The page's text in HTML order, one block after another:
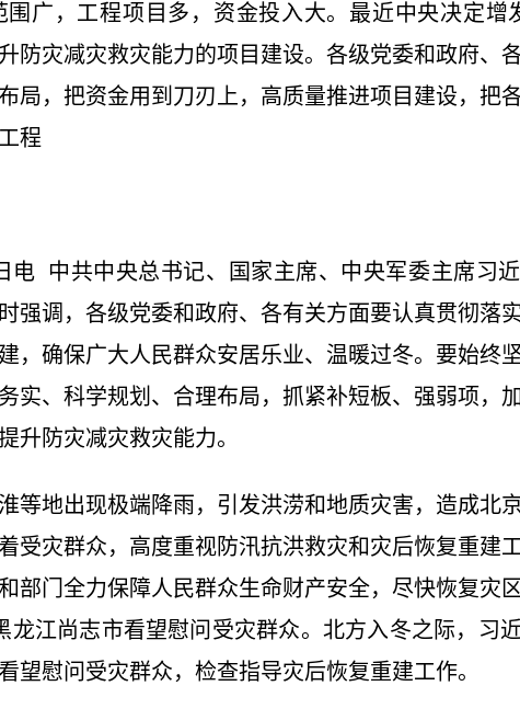
广，工程项目多，资金投入大。最近中央决定增
防灾减灾救灾能力的项目建设。各级党委和政府、
局，把资金用到刀刃上，高质量推进项目建设，把
程
中共中央总书记、国家主席、中央军委主席习
强调，各级党委和政府、各有关方面要认真贯彻落
，确保广大人民群众安居乐业、温暖过冬。要始终
实、科学规划、合理布局，抓紧补短板、强弱项，
升防灾减灾救灾能力。
地出现极端降雨，引发洪涝和地质灾害，造成北
受灾群众，高度重视防汛抗洪救灾和灾后恢复重建
部门全力保障人民群众生命财产安全，尽快恢复灾
龙江尚志市看望慰问受灾群众。北方入冬之际，习
望慰问受灾群众，检查指导灾后恢复重建工作。